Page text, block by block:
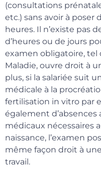
(consultations
etc.) sans avoir à poser
heures. Il n’existe pas
d’heures ou de jours
examen obligatoire, tel
Maladie, ouvre droit à
plus, si la salariée suit
médicale à la
fertilisation in vitro par
également d’absences
médicaux nécessaires
naissance, l’examen
même façon droit à
travail.